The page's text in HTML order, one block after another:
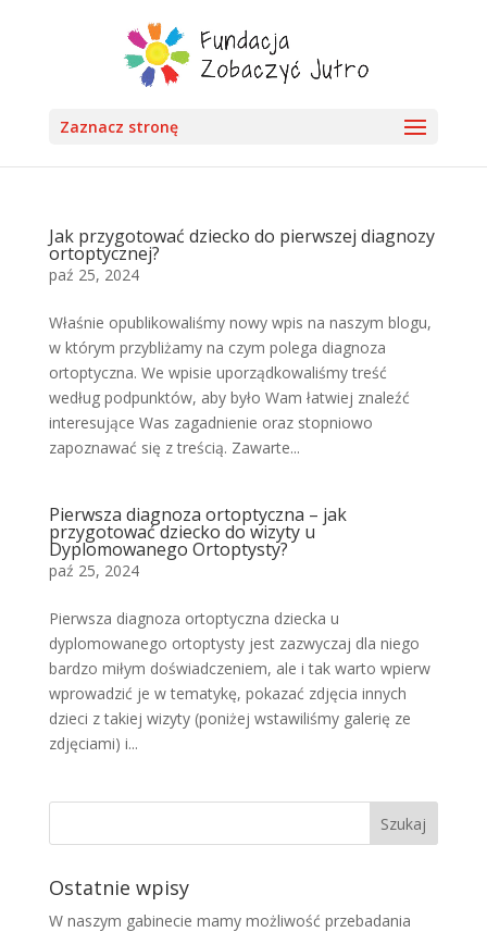
Zaznacz stronę
Jak przygotować dziecko do pierwszej diagnozy
ortoptycznej?
paź 25, 2024
Właśnie opublikowaliśmy nowy wpis na naszym blogu,
w którym przybliżamy na czym polega diagnoza
ortoptyczna. We wpisie uporządkowaliśmy treść
według podpunktów, aby było Wam łatwiej znaleźć
interesujące Was zagadnienie oraz stopniowo
zapoznawać się z treścią. Zawarte...
Pierwsza diagnoza ortoptyczna – jak
przygotować dziecko do wizyty u
Dyplomowanego Ortoptysty?
paź 25, 2024
Pierwsza diagnoza ortoptyczna dziecka u
dyplomowanego ortoptysty jest zazwyczaj dla niego
bardzo miłym doświadczeniem, ale i tak warto wpierw
wprowadzić je w tematykę, pokazać zdjęcia innych
dzieci z takiej wizyty (poniżej wstawiliśmy galerię ze
zdjęciami) i...
Ostatnie wpisy
W naszym gabinecie mamy możliwość przebadania